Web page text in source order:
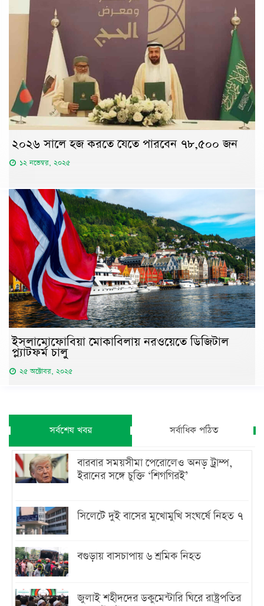
২০২৬ সালে হজ করতে যেতে পারবেন ৭৮,৫০০ জন
১২ নভেম্বর, ২০২৫
ইসলামোফোবিয়া মোকাবিলায় নরওয়েতে ডিজিটাল
প্ল্যাটফর্ম চালু
২৫ অক্টোবর, ২০২৫
সর্বশেষ খবর সর্বাধিক পঠিত
বারবার সময়সীমা পেরোলেও অনড় ট্রাম্প,
ইরানের সঙ্গে চুক্তি ‘শিগগিরই’
সিলেটে দুই বাসের মুখোমুখি সংঘর্ষে নিহত ৭
বগুড়ায় বাসচাপায় ৬ শ্রমিক নিহত
জুলাই শহীদদের ডকুমেন্টারি ঘিরে রাষ্ট্রপতির